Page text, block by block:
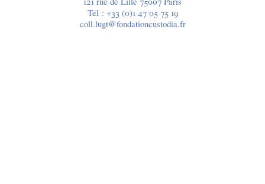
Tél : +33 (0)1 47 05 75 19
coll.lugt@fondationcustodia.fr